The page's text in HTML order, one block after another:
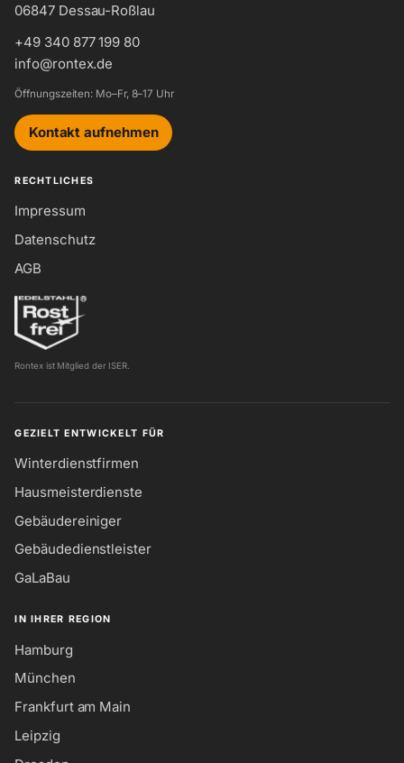
06847 Dessau-Roßlau
+49 340 877 199 80
info@rontex.de
Öffnungszeiten: Mo–Fr, 8–17 Uhr
Kontakt aufnehmen
RECHTLICHES
Impressum
Datenschutz
AGB
Rontex ist Mitglied der ISER.
GEZIELT ENTWICKELT FÜR
Winterdienstfirmen
Hausmeisterdienste
Gebäudereiniger
Gebäudedienstleister
GaLaBau
IN IHRER REGION
Hamburg
München
Frankfurt am Main
Leipzig